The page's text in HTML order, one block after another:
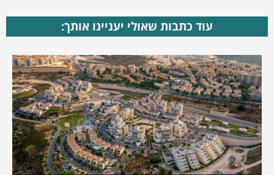
עוד כתבות שאולי יעניינו אותך: